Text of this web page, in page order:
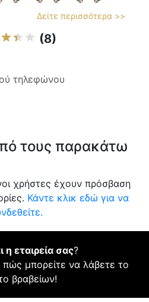
Δείτε περισσότερα >>
(8)
τηλεφώνου
τους παρακάτω
χρήστες έχουν πρόσβαση
Κάντε κλικ εδώ για να
η εταιρεία σας?
πώς μπορείτε να λάβετε το
βραβείων!